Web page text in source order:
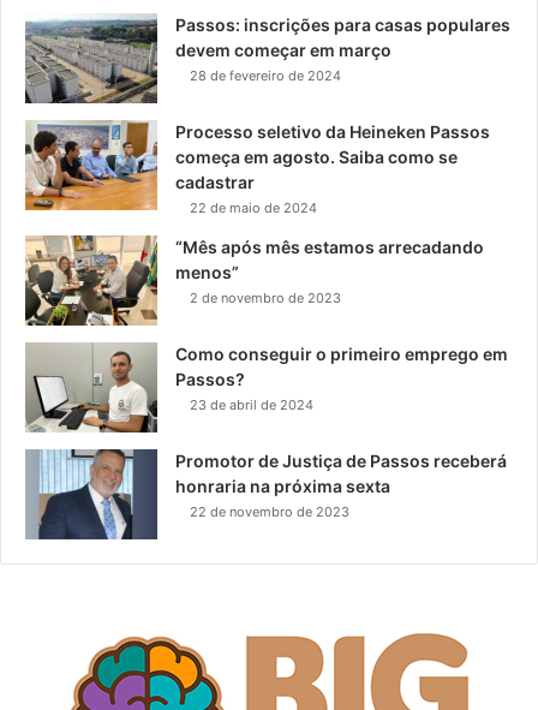
Passos: inscrições para casas populares
devem começar em março
28 de fevereiro de 2024
Processo seletivo da Heineken Passos
começa em agosto. Saiba como se
cadastrar
22 de maio de 2024
“Mês após mês estamos arrecadando
menos”
2 de novembro de 2023
Como conseguir o primeiro emprego em
Passos?
23 de abril de 2024
Promotor de Justiça de Passos receberá
honraria na próxima sexta
22 de novembro de 2023